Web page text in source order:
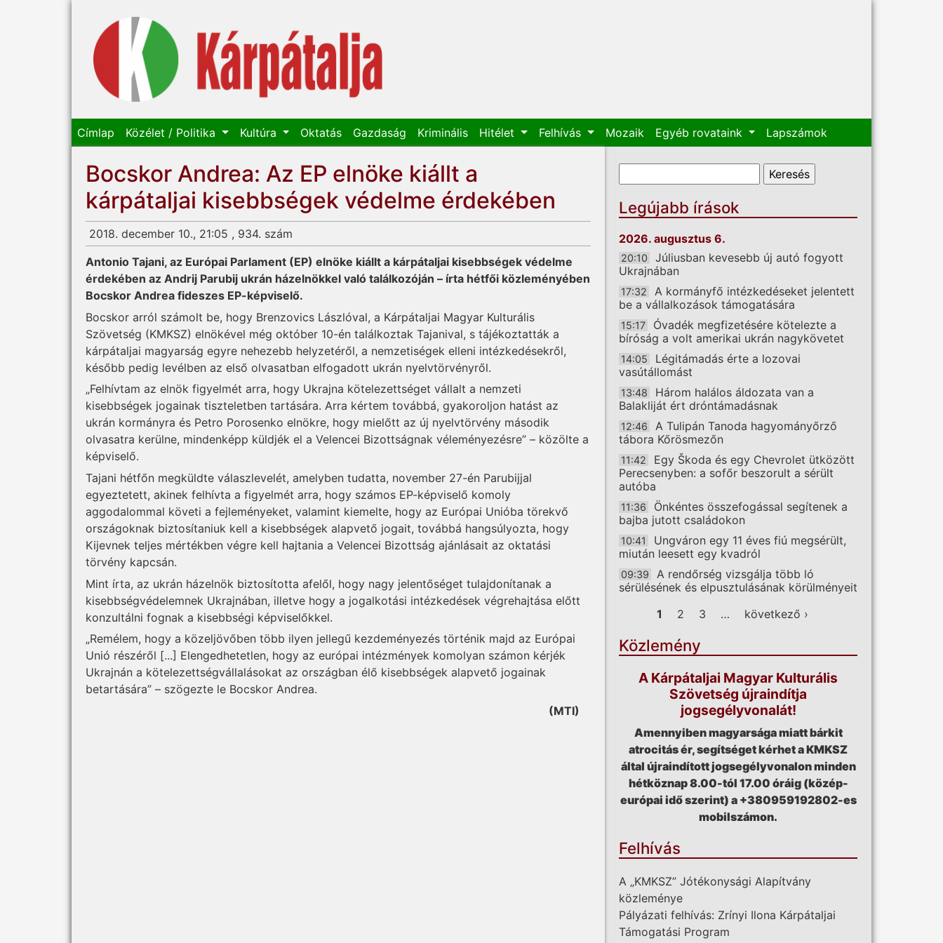
Címlap Közélet / Politika Kultúra Oktatás Gazdaság Kriminális Hitélet Felhívás Mozaik Egyéb rovataink Lapszámok
Bocskor Andrea: Az EP elnöke kiállt a
kárpátaljai kisebbségek védelme érdekében
2018. december 10., 21:05 , 934. szám
Antonio Tajani, az Európai Parlament (EP) elnöke kiállt a kárpátaljai kisebbségek védelme
érdekében az Andrij Parubij ukrán házelnökkel való találkozóján – írta hétfői közleményében
Bocskor Andrea fideszes EP-képviselő.
Bocskor arról számolt be, hogy Brenzovics Lászlóval, a Kárpátaljai Magyar Kulturális
Szövetség (KMKSZ) elnökével még október 10-én találkoztak Tajanival, s tájékoztatták a
kárpátaljai magyarság egyre nehezebb helyzetéről, a nemzetiségek elleni intézkedésekről,
később pedig levélben az első olvasatban elfogadott ukrán nyelvtörvényről.
„Felhívtam az elnök figyelmét arra, hogy Ukrajna kötelezettséget vállalt a nemzeti
kisebbségek jogainak tiszteletben tartására. Arra kértem továbbá, gyakoroljon hatást az
ukrán kormányra és Petro Porosenko elnökre, hogy mielőtt az új nyelvtörvény második
olvasatra kerülne, mindenképp küldjék el a Velencei Bizottságnak véleményezésre” – közölte a
képviselő.
Tajani hétfőn megküldte válaszlevelét, amelyben tudatta, november 27-én Parubijjal
egyeztetett, akinek felhívta a figyelmét arra, hogy számos EP-képviselő komoly
aggodalommal követi a fejleményeket, valamint kiemelte, hogy az Európai Unióba törekvő
országoknak biztosítaniuk kell a kisebbségek alapvető jogait, továbbá hangsúlyozta, hogy
Kijevnek teljes mértékben végre kell hajtania a Velencei Bizottság ajánlásait az oktatási
törvény kapcsán.
Mint írta, az ukrán házelnök biztosította afelől, hogy nagy jelentőséget tulajdonítanak a
kisebbségvédelemnek Ukrajnában, illetve hogy a jogalkotási intézkedések végrehajtása előtt
konzultálni fognak a kisebbségi képviselőkkel.
„Remélem, hogy a közeljövőben több ilyen jellegű kezdeményezés történik majd az Európai
Unió részéről [...] Elengedhetetlen, hogy az európai intézmények komolyan számon kérjék
Ukrajnán a kötelezettségvállalásokat az országban élő kisebbségek alapvető jogainak
betartására” – szögezte le Bocskor Andrea.
(MTI)
Keresés űrlap
Legújabb írások
2026. augusztus 6.
20:10
Júliusban kevesebb új autó fogyott
Ukrajnában
17:32
A kormányfő intézkedéseket jelentett
be a vállalkozások támogatására
15:17
Óvadék megfizetésére kötelezte a
bíróság a volt amerikai ukrán nagykövetet
14:05
Légitámadás érte a lozovai
vasútállomást
13:48
Három halálos áldozata van a
Balakliját ért dróntámadásnak
12:46
A Tulipán Tanoda hagyományőrző
tábora Kőrösmezőn
11:42
Egy Škoda és egy Chevrolet ütközött
Perecsenyben: a sofőr beszorult a sérült
autóba
11:36
Önkéntes összefogással segítenek a
bajba jutott családokon
10:41
Ungváron egy 11 éves fiú megsérült,
miután leesett egy kvadról
09:39
A rendőrség vizsgálja több ló
sérülésének és elpusztulásának körülményeit
Oldalak
1 2 3 … következő ›
Közlemény
A Kárpátaljai Magyar Kulturális
Szövetség újraindítja
jogsegélyvonalát!
Amennyiben magyarsága miatt bárkit
atrocitás ér, segítséget kérhet a KMKSZ
által újraindított jogsegélyvonalon minden
hétköznap 8.00-tól 17.00 óráig (közép-
európai idő szerint) a +380959192802-es
mobilszámon.
Felhívás
A „KMKSZ” Jótékonysági Alapítvány
közleménye
Pályázati felhívás: Zrínyi Ilona Kárpátaljai
Támogatási Program